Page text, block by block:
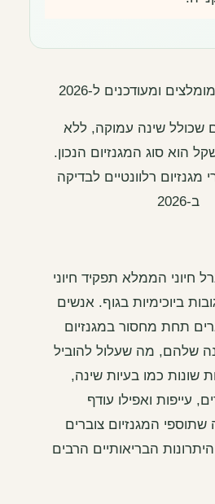
שכולל שינה עמוקה, ללא
הוא סוג המגנזיום הנכון.
5 מוצרי מגנזיום רלוונטיים לבדיקה
ב-2026
חיוני הממלא תפקיד חיוני
מ-300 תגובות ביוכימיות בגוף. אנשים
תחת מחסור במגנזיום
שלהם, מה שעלול להוביל
שונות כמו בעיות שינה,
עייפות ואפילו עודף
המגנזיום צוברים
הבריאותיים הרבים